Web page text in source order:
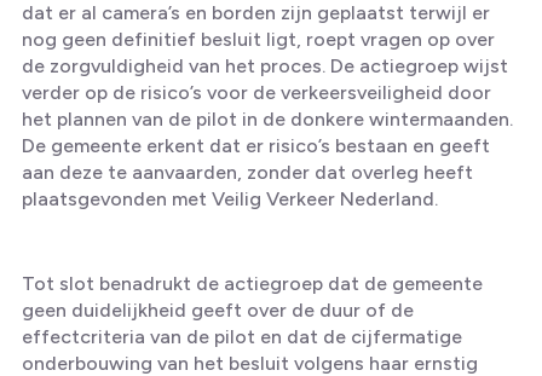
dat er al camera’s en borden zijn geplaatst terwijl er
nog geen definitief besluit ligt, roept vragen op over
de zorgvuldigheid van het proces. De actiegroep wijst
verder op de risico’s voor de verkeersveiligheid door
het plannen van de pilot in de donkere wintermaanden.
De gemeente erkent dat er risico’s bestaan en geeft
aan deze te aanvaarden, zonder dat overleg heeft
plaatsgevonden met Veilig Verkeer Nederland.
Tot slot benadrukt de actiegroep dat de gemeente
geen duidelijkheid geeft over de duur of de
effectcriteria van de pilot en dat de cijfermatige
onderbouwing van het besluit volgens haar ernstig